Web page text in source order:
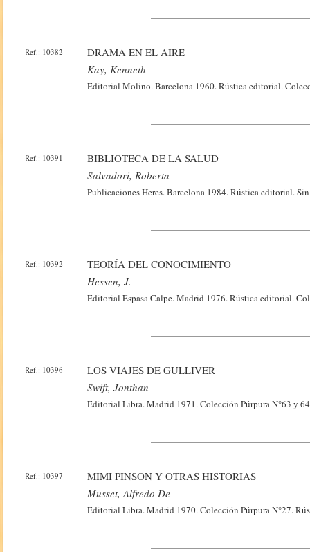
Ref.: 10382
DRAMA EN EL AIRE
Kay, Kenneth
Editorial Molino. Barcelona 1960. Rústica editorial.
Ref.: 10391
BIBLIOTECA DE LA SALUD
Salvadori, Roberta
Publicaciones Heres. Barcelona 1984. Rústica editorial.
Ref.: 10392
TEORÍA DEL CONOCIMIENTO
Hessen, J.
Editorial Espasa Calpe. Madrid 1976. Rústica editorial.
Ref.: 10396
LOS VIAJES DE GULLIVER
Swift, Jonthan
Editorial Libra. Madrid 1971. Colección Púrpura N°63 y
Ref.: 10397
MIMI PINSON Y OTRAS HISTORIAS
Musset, Alfredo De
Editorial Libra. Madrid 1970. Colección Púrpura N°27.